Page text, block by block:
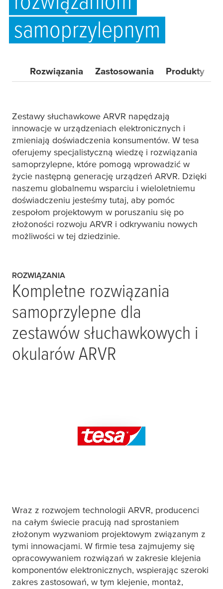
samoprzylepnym
Rozwiązania Zastosowania Produkty
Zestawy słuchawkowe ARVR napędzają
innowacje w urządzeniach elektronicznych i
zmieniają doświadczenia konsumentów. W tesa
oferujemy specjalistyczną wiedzę i rozwiązania
samoprzylepne, które pomogą wprowadzić w
życie następną generację urządzeń ARVR. Dzięki
naszemu globalnemu wsparciu i wieloletniemu
doświadczeniu jesteśmy tutaj, aby pomóc
zespołom projektowym w poruszaniu się po
złożoności rozwoju ARVR i odkrywaniu nowych
możliwości w tej dziedzinie.
ROZWIĄZANIA
Kompletne rozwiązania
samoprzylepne dla
zestawów słuchawkowych i
okularów ARVR
Wraz z rozwojem technologii ARVR, producenci
na całym świecie pracują nad sprostaniem
złożonym wyzwaniom projektowym związanym z
tymi innowacjami. W firmie tesa zajmujemy się
opracowywaniem rozwiązań w zakresie klejenia
komponentów elektronicznych, wspierając szeroki
zakres zastosowań, w tym klejenie, montaż,